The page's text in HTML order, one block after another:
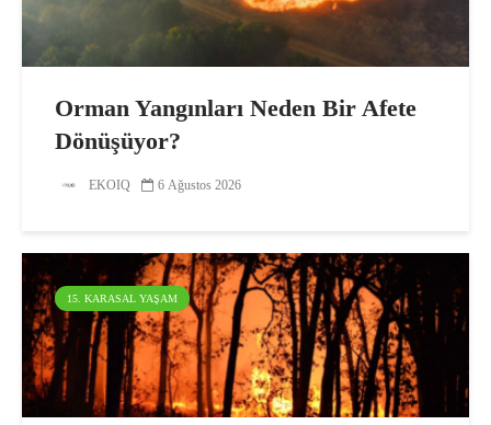
Orman Yangınları Neden Bir Afete
Dönüşüyor?
EKOIQ 6 Ağustos 2026
15. KARASAL YAŞAM